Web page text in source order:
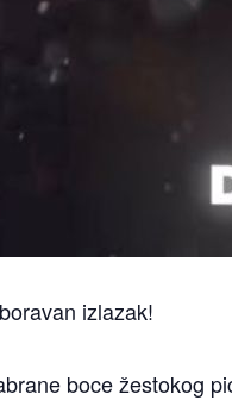
izlazak!
boce žestokog